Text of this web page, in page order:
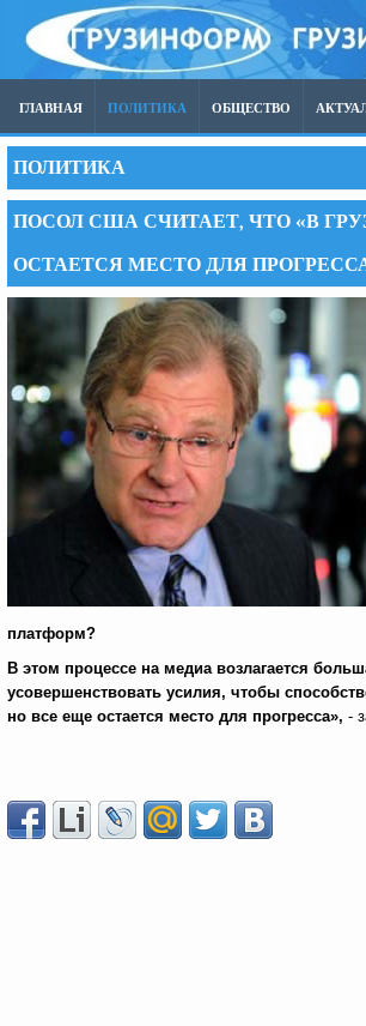
ГЛАВНАЯ ПОЛИТИКА ОБЩЕСТВО
ПОЛИТИКА
ПОСОЛ США СЧИТАЕТ, ЧТО «В
ОСТАЕТСЯ МЕСТО ДЛЯ
платформ?
В этом процессе на медиа возлагается
усовершенствовать усилия, чтобы
но все еще остается место для прогресса», -